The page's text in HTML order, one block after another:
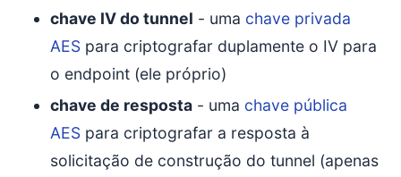
chave IV do tunnel - uma chave privada
AES para criptografar duplamente o IV para
o endpoint (ele próprio)
chave de resposta - uma chave pública
AES para criptografar a resposta à
solicitação de construção do tunnel (apenas